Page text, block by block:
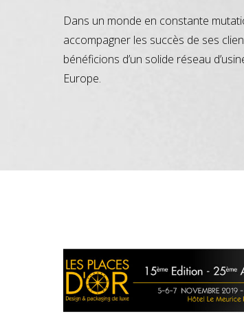
Dans un monde en constante
accompagner les succès de ses
bénéficions d’un solide réseau
Europe.